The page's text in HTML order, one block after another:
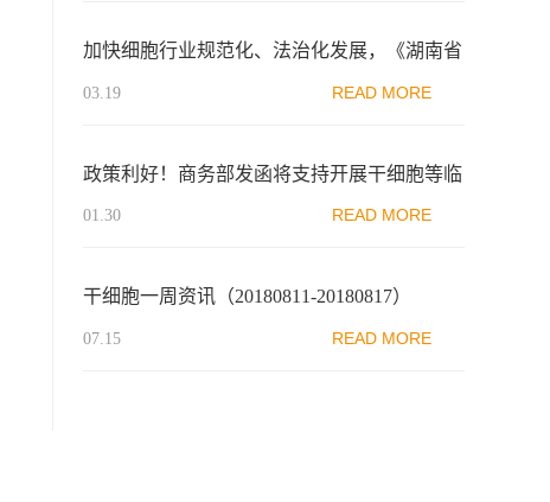
加快细胞行业规范化、法治化发展，《湖南省
细胞和基因产业促进条例（草案）》通过
03.19 READ MORE
政策利好！商务部发函将支持开展干细胞等临
床前沿医疗技术研究和产业链培育列为最佳实
01.30 READ MORE
干细胞一周资讯（20180811-20180817）
07.15 READ MORE